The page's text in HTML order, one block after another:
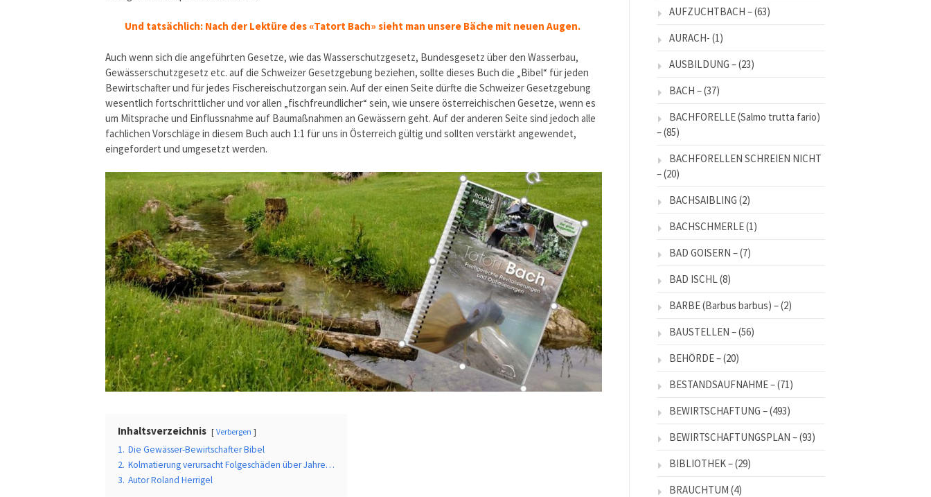
Und tatsächlich: Nach der Lektüre des «Tatort Bach» sieht man unsere Bäche mit neuen Augen.
Auch wenn sich die angeführten Gesetze, wie das Wasserschutzgesetz, Bundesgesetz über den Wasserbau,
Gewässerschutzgesetz etc. auf die Schweizer Gesetzgebung beziehen, sollte dieses Buch die „Bibel“ für jeden
Bewirtschafter und für jedes Fischereischutzorgan sein. Auf der einen Seite dürfte die Schweizer Gesetzgebung
wesentlich fortschrittlicher und vor allen „fischfreundlicher“ sein, wie unsere österreichischen Gesetze, wenn es
um Mitsprache und Einflussnahme auf Baumaßnahmen an Gewässern geht. Auf der anderen Seite sind jedoch alle
fachlichen Vorschläge in diesem Buch auch 1:1 für uns in Österreich gültig und sollten verstärkt angewendet,
eingefordert und umgesetzt werden.
Inhaltsverzeichnis Verbergen
1. Die Gewässer-Bewirtschafter Bibel
2. Kolmatierung verursacht Folgeschäden über Jahre…
3. Autor Roland Herrigel
AUFZUCHTBACH –(63)
AURACH- (1)
AUSBILDUNG –(23)
BACH –(37)
BACHFORELLE (Salmo trutta fario)
–(85)
BACHFORELLEN SCHREIEN NICHT
–(20)
BACHSAIBLING (2)
BACHSCHMERLE(1)
BAD GOISERN –(7)
BAD ISCHL(8)
BARBE (Barbus barbus) –(2)
BAUSTELLEN –(56)
BEHÖRDE –(20)
BESTANDSAUFNAHME –(71)
BEWIRTSCHAFTUNG –(493)
BEWIRTSCHAFTUNGSPLAN –(93)
BIBLIOTHEK –(29)
BRAUCHTUM (4)